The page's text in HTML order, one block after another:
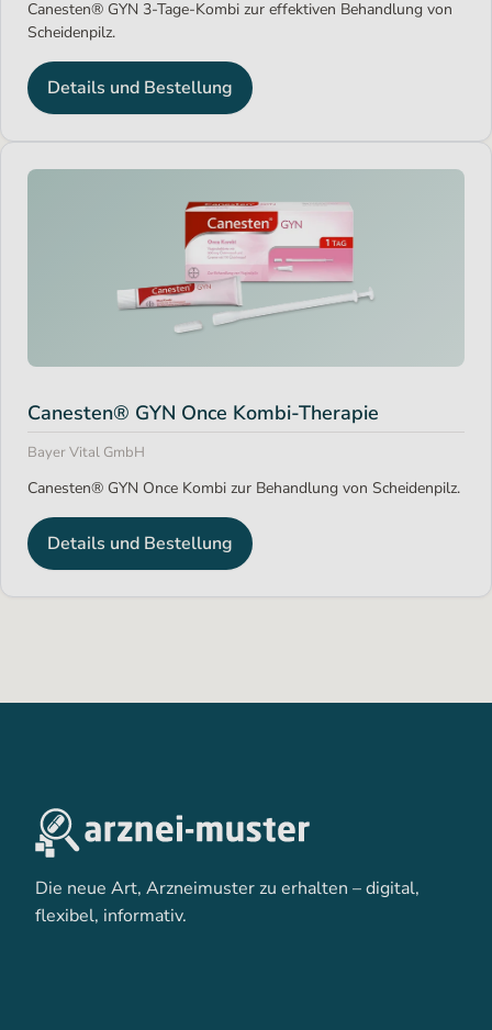
Canesten® GYN 3-Tage-Kombi zur effektiven Behandlung von
Scheidenpilz.
Details und Bestellung
Canesten® GYN Once Kombi-Therapie
Bayer Vital GmbH
Canesten® GYN Once Kombi zur Behandlung von Scheidenpilz.
Details und Bestellung
Die neue Art, Arzneimuster zu erhalten – digital,
flexibel, informativ.